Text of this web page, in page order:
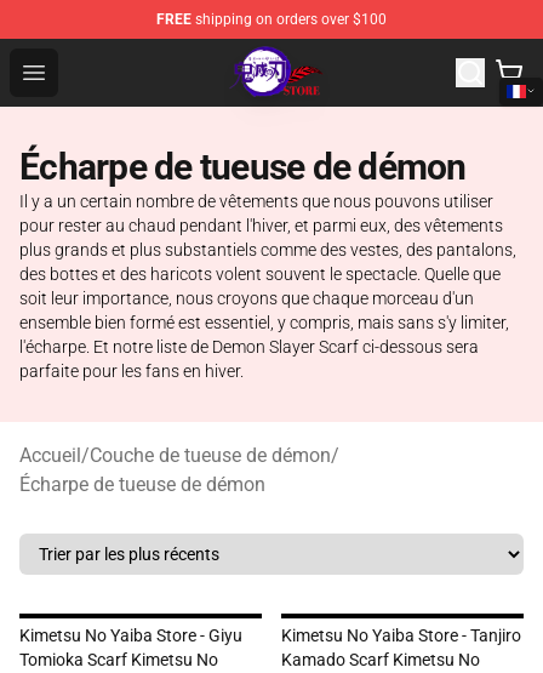
FREE shipping on orders over $100
Open menu
Kimetsu no Yaiba Store - Official Kimetsu no Yaiba
Écharpe de tueuse de démon
Il y a un certain nombre de vêtements que nous pouvons utiliser
pour rester au chaud pendant l'hiver, et parmi eux, des vêtements
plus grands et plus substantiels comme des vestes, des pantalons,
des bottes et des haricots volent souvent le spectacle. Quelle que
soit leur importance, nous croyons que chaque morceau d'un
ensemble bien formé est essentiel, y compris, mais sans s'y limiter,
l'écharpe. Et notre liste de Demon Slayer Scarf ci-dessous sera
parfaite pour les fans en hiver.
Accueil/Couche de tueuse de démon/
Écharpe de tueuse de démon
Kimetsu No Yaiba Store - Giyu
Tomioka Scarf Kimetsu No
Kimetsu No Yaiba Store - Tanjiro
Kamado Scarf Kimetsu No